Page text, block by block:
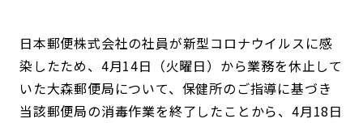
日本郵便株式会社の社員が新型コロナウイルスに感
染したため、4月14日（火曜日）から業務を休止して
いた大森郵便局について、保健所のご指導に基づき
当該郵便局の消毒作業を終了したことから、4月18日